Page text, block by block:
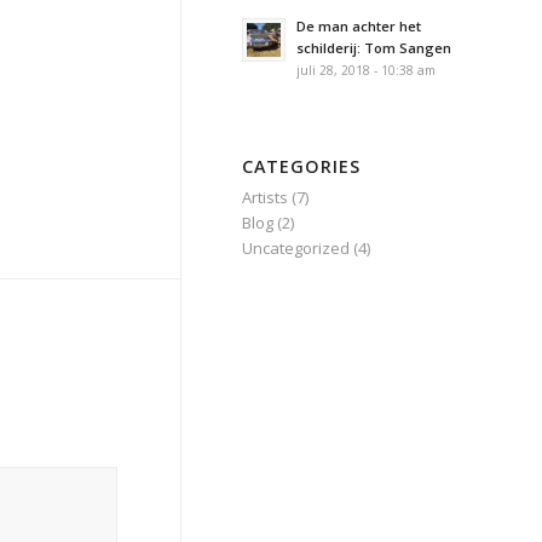
De man achter het
schilderij: Tom Sangen
juli 28, 2018 - 10:38 am
CATEGORIES
Artists (7)
Blog (2)
Uncategorized (4)